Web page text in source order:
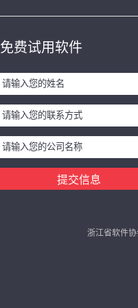
免费试用软件
提交信息
浙江省软件